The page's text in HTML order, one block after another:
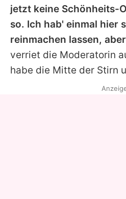
jetzt keine Schönheits-
so. Ich hab' einmal hier
reinmachen lassen,
verriet die Moderatorin
habe die Mitte der Stirn